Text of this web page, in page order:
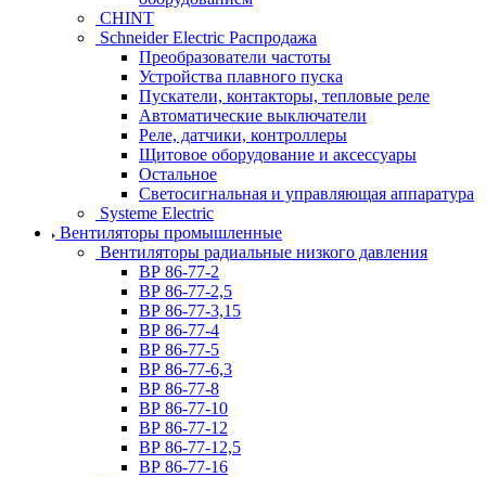
CHINT
Schneider Electric Распродажа
Преобразователи частоты
Устройства плавного пуска
Пускатели, контакторы, тепловые реле
Автоматические выключатели
Реле, датчики, контроллеры
Щитовое оборудование и аксессуары
Остальное
Светосигнальная и управляющая аппаратура
Systeme Electric
Вентиляторы промышленные
Вентиляторы радиальные низкого давления
ВР 86-77-2
ВР 86-77-2,5
ВР 86-77-3,15
ВР 86-77-4
ВР 86-77-5
ВР 86-77-6,3
ВР 86-77-8
ВР 86-77-10
ВР 86-77-12
ВР 86-77-12,5
ВР 86-77-16